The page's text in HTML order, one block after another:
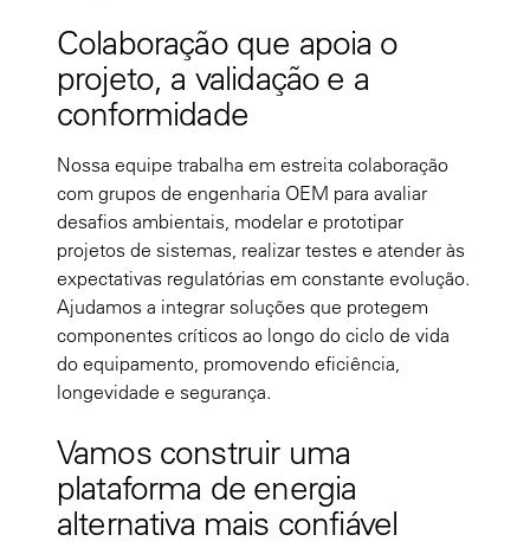
Colaboração que apoia o
projeto, a validação e a
conformidade
Nossa equipe trabalha em estreita colaboração
com grupos de engenharia OEM para avaliar
desafios ambientais, modelar e prototipar
projetos de sistemas, realizar testes e atender às
expectativas regulatórias em constante evolução.
Ajudamos a integrar soluções que protegem
componentes críticos ao longo do ciclo de vida
do equipamento, promovendo eficiência,
longevidade e segurança.
Vamos construir uma
plataforma de energia
alternativa mais confiável